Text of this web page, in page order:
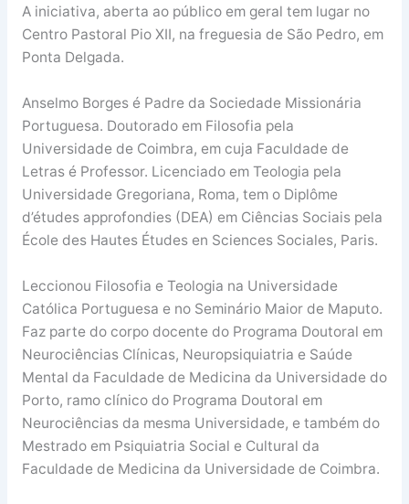
A iniciativa, aberta ao público em geral tem lugar no
Centro Pastoral Pio XII, na freguesia de São Pedro, em
Ponta Delgada.
Anselmo Borges é Padre da Sociedade Missionária
Portuguesa. Doutorado em Filosofia pela
Universidade de Coimbra, em cuja Faculdade de
Letras é Professor. Licenciado em Teologia pela
Universidade Gregoriana, Roma, tem o Diplôme
d’études approfondies (DEA) em Ciências Sociais pela
École des Hautes Études en Sciences Sociales, Paris.
Leccionou Filosofia e Teologia na Universidade
Católica Portuguesa e no Seminário Maior de Maputo.
Faz parte do corpo docente do Programa Doutoral em
Neurociências Clínicas, Neuropsiquiatria e Saúde
Mental da Faculdade de Medicina da Universidade do
Porto, ramo clínico do Programa Doutoral em
Neurociências da mesma Universidade, e também do
Mestrado em Psiquiatria Social e Cultural da
Faculdade de Medicina da Universidade de Coimbra.